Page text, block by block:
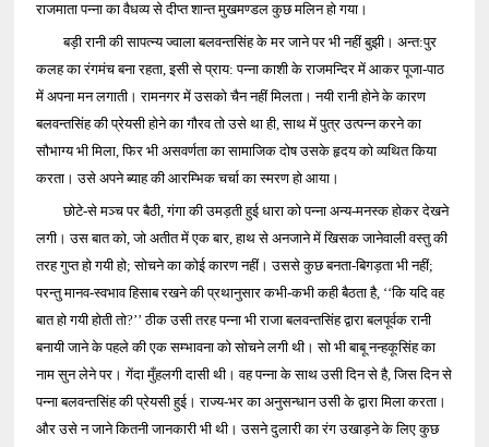
राजमाता पन्ना का वैधव्य से दीप्त शान्त मुखमण्डल कुछ मलिन हो गया।
बड़ी रानी की सापत्न्य ज्वाला बलवन्तसिंह के मर जाने पर भी नहीं बुझी। अन्त:पुर
कलह का रंगमंच बना रहता, इसी से प्राय: पन्ना काशी के राजमन्दिर में आकर पूजा-पाठ
में अपना मन लगाती। रामनगर में उसको चैन नहीं मिलता। नयी रानी होने के कारण
बलवन्तसिंह की प्रेयसी होने का गौरव तो उसे था ही, साथ में पुत्र उत्पन्न करने का
सौभाग्य भी मिला, फिर भी असवर्णता का सामाजिक दोष उसके हृदय को व्यथित किया
करता। उसे अपने ब्याह की आरम्भिक चर्चा का स्मरण हो आया।
छोटे-से मञ्च पर बैठी, गंगा की उमड़ती हुई धारा को पन्ना अन्य-मनस्क होकर देखने
लगी। उस बात को, जो अतीत में एक बार, हाथ से अनजाने में खिसक जानेवाली वस्तु की
तरह गुप्त हो गयी हो; सोचने का कोई कारण नहीं। उससे कुछ बनता-बिगड़ता भी नहीं;
परन्तु मानव-स्वभाव हिसाब रखने की प्रथानुसार कभी-कभी कही बैठता है, ‘‘कि यदि वह
बात हो गयी होती तो?’’ ठीक उसी तरह पन्ना भी राजा बलवन्तसिंह द्वारा बलपूर्वक रानी
बनायी जाने के पहले की एक सम्भावना को सोचने लगी थी। सो भी बाबू नन्हकूसिंह का
नाम सुन लेने पर। गेंदा मुँहलगी दासी थी। वह पन्ना के साथ उसी दिन से है, जिस दिन से
पन्ना बलवन्तसिंह की प्रेयसी हुई। राज्य-भर का अनुसन्धान उसी के द्वारा मिला करता।
और उसे न जाने कितनी जानकारी भी थी। उसने दुलारी का रंग उखाड़ने के लिए कुछ